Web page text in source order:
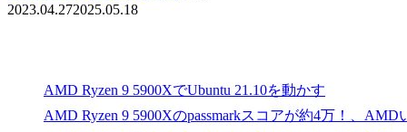
2023.04.272025.05.18
AMD Ryzen 9 5900XでUbuntu 21.10を動かす
AMD Ryzen 9 5900Xのpassmarkスコアが約4万！、